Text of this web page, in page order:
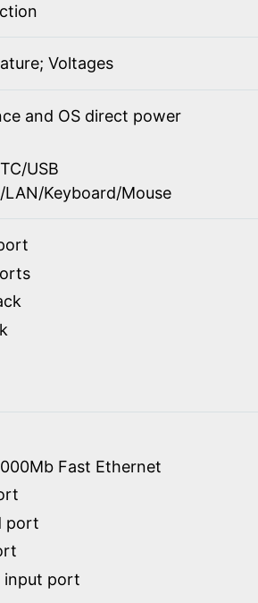
Voltages
and OS direct power
USB
Keyboard/Mouse
Fast Ethernet
port
input port